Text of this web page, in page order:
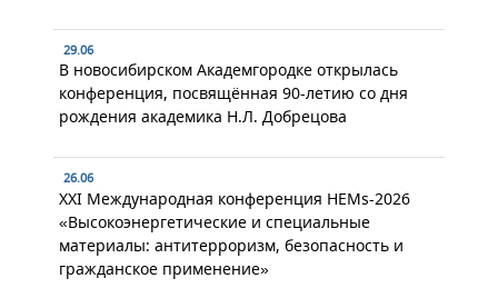
29.06
В новосибирском Академгородке открылась
конференция, посвящённая 90-летию со дня
рождения академика Н.Л. Добрецова
26.06
XXI Международная конференция HEMs-2026
«Высокоэнергетические и специальные
материалы: антитерроризм, безопасность и
гражданское применение»